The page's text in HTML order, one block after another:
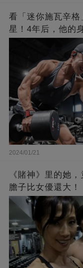
看「迷你施瓦辛
星！4年后，他的
2024/01/21
《賭神》里的她
膽子比女優還大！